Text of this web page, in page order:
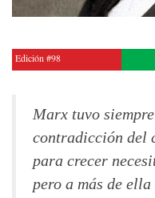
Edición #98
Marx tuvo
contradicción del
para crecer
pero a más de ella